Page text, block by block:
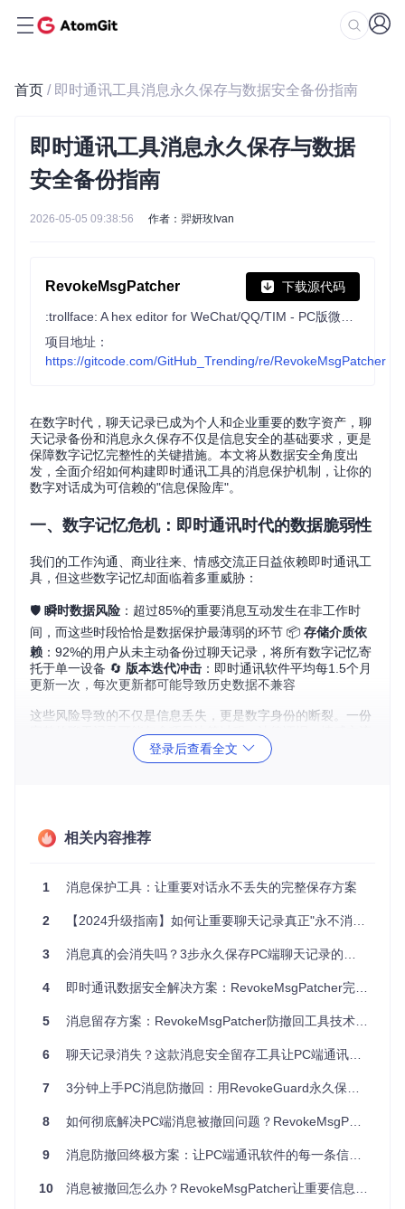
首页 / 即时通讯工具消息永久保存与数据安全备份指南
即时通讯工具消息永久保存与数据
安全备份指南
2026-05-05 09:38:56 作者：羿妍玫Ivan
RevokeMsgPatcher 下载源代码
项目地址：
https://gitcode.com/GitHub_Trending/re/RevokeMsgPatcher
在数字时代，聊天记录已成为个人和企业重要的数字资产，聊
天记录备份和消息永久保存不仅是信息安全的基础要求，更是
保障数字记忆完整性的关键措施。本文将从数据安全角度出
发，全面介绍如何构建即时通讯工具的消息保护机制，让你的
数字对话成为可信赖的"信息保险库"。
一、数字记忆危机：即时通讯时代的数据脆弱性
我们的工作沟通、商业往来、情感交流正日益依赖即时通讯工
具，但这些数字记忆却面临着多重威胁：
🛡️ 瞬时数据风险 ：超过85%的重要消息互动发生在非工作时
间，而这些时段恰恰是数据保护最薄弱的环节 📦 存储介质依
赖 ：92%的用户从未主动备份过聊天记录，将所有数字记忆寄
托于单一设备 🔄 版本迭代冲击 ：即时通讯软件平均每1.5个月
更新一次，每次更新都可能导致历史数据不兼容
这些风险导致的不仅是信息丢失，更是数字身份的断裂。一份
完整的聊天记录可能包含项目决策过程、法律证据、情感交流
痕迹等不可替代的数字资产，一旦丢失便无法重建。
险库"，其核心机制可通过图书馆档案管理系统来理解：
重备份），然后存储在不同地理位置的保险库（异地容灾），
权限（数据加密）。
消息保护系统的工作原理与此类似：
实时捕获层：在消息传输过程中创建原始副本，如同图书
元数据层：为每条消息添加时间戳、设备标识、对话上下
存储层：采用分布式存储策略，确保数据在多个物理位置
访问控制层：通过加密和权限管理确保只有授权用户才能
件更新甚至恶意攻击等多种威胁。
三、全周期防护方案：消息永久保存的实施框架
登录后查看全文
相关内容推荐
1 消息保护工具：让重要对话永不丢失的完整保存方案
2 【2024升级指南】如何让重要聊天记录真正"永不消失"？即时通讯工具消息保护全攻略
3 消息真的会消失吗？3步永久保存PC端聊天记录的技术揭秘
4 即时通讯数据安全解决方案：RevokeMsgPatcher完全指南
5 消息留存方案：RevokeMsgPatcher防撤回工具技术解析与实战指南
6 聊天记录消失？这款消息安全留存工具让PC端通讯内容永久保存的3个秘诀
7 3分钟上手PC消息防撤回：用RevokeGuard永久保存重要对话
8 如何彻底解决PC端消息被撤回问题？RevokeMsgPatcher让重要对话永不消失
9 消息防撤回终极方案：让PC端通讯软件的每一条信息都实现无损捕获与永久保存
10 消息被撤回怎么办？RevokeMsgPatcher让重要信息永不消失